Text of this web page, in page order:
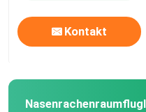
Saugkatheter
Kontakt